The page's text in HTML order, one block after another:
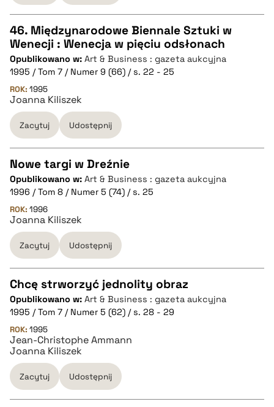
BIBTEX
pobierz cytat
CZYSTY TEKST
pobierz cytat
BIBTEX
pobierz cytat
46. Międzynarodowe Biennale Sztuki w
Wenecji : Wenecja w pięciu odsłonach
Opublikowano w: Art & Business : gazeta aukcyjna
1995 / Tom 7 / Numer 9 (66) / s. 22 - 25
ROK: 1995
Joanna Kiliszek
Zacytuj Udostępnij
CZYSTY TEKST
pobierz cytat
BIBTEX
pobierz cytat
Nowe targi w Dreźnie
Opublikowano w: Art & Business : gazeta aukcyjna
1996 / Tom 8 / Numer 5 (74) / s. 25
ROK: 1996
Joanna Kiliszek
Zacytuj Udostępnij
CZYSTY TEKST
pobierz cytat
BIBTEX
Chcę strworzyć jednolity obraz
Opublikowano w: Art & Business : gazeta aukcyjna
1995 / Tom 7 / Numer 5 (62) / s. 28 - 29
ROK: 1995
Jean-Christophe Ammann
Joanna Kiliszek
Zacytuj Udostępnij